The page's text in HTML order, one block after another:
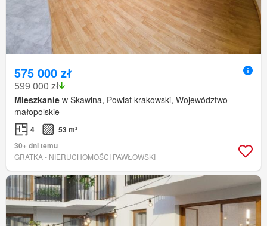
575 000 zł
599 000 zł
Mieszkanie w Skawina, Powiat krakowski, Województwo
małopolskie
4
53 m²
30+ dni temu
GRATKA - NIERUCHOMOŚCI PAWŁOWSKI